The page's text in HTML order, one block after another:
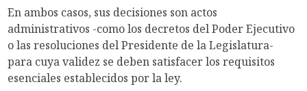
En ambos casos, sus decisiones son actos
administrativos -como los decretos del Poder Ejecutivo
o las resoluciones del Presidente de la Legislatura-
para cuya validez se deben satisfacer los requisitos
esenciales establecidos por la ley.